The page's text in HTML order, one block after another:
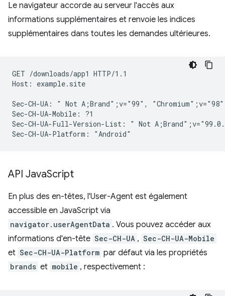
Le navigateur accorde au serveur l'accès aux
informations supplémentaires et renvoie les indices
supplémentaires dans toutes les demandes ultérieures.
GET /downloads/app1 HTTP/1.1
Host: example.site
Sec-CH-UA: " Not A;Brand";v="99",
Sec-CH-UA-Mobile: ?1
Sec-CH-UA-Full-Version-List: " Not
API JavaScript
En plus des en-têtes, l'User-Agent est également
accessible en JavaScript via
navigator.userAgentData . Vous pouvez accéder aux
informations d'en-tête Sec-CH-UA , Sec-CH-UA-Mobile
et Sec-CH-UA-Platform par défaut via les propriétés
brands et mobile , respectivement :